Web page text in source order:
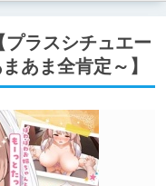
プラスシチュエー
あま全肯定～】